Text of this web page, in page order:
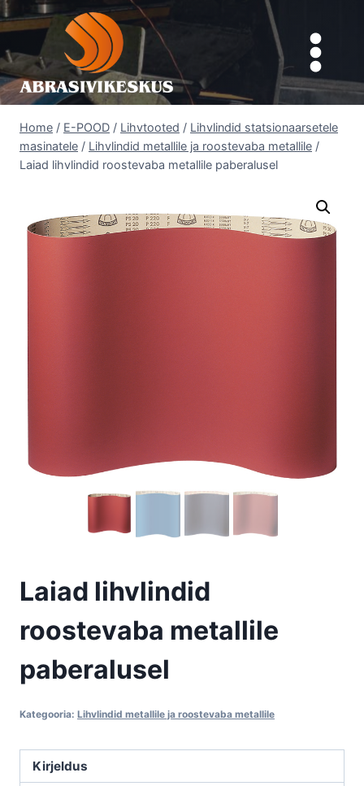
Skip
to
content
Home / E-POOD / Lihvtooted / Lihvlindid statsionaarsetele
masinatele / Lihvlindid metallile ja roostevaba metallile /
Laiad lihvlindid roostevaba metallile paberalusel
Laiad lihvlindid
roostevaba metallile
paberalusel
Kategooria: Lihvlindid metallile ja roostevaba metallile
Kirjeldus